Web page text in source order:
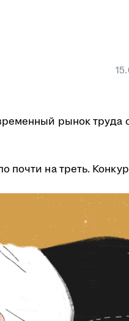
рынок труда
почти на треть.